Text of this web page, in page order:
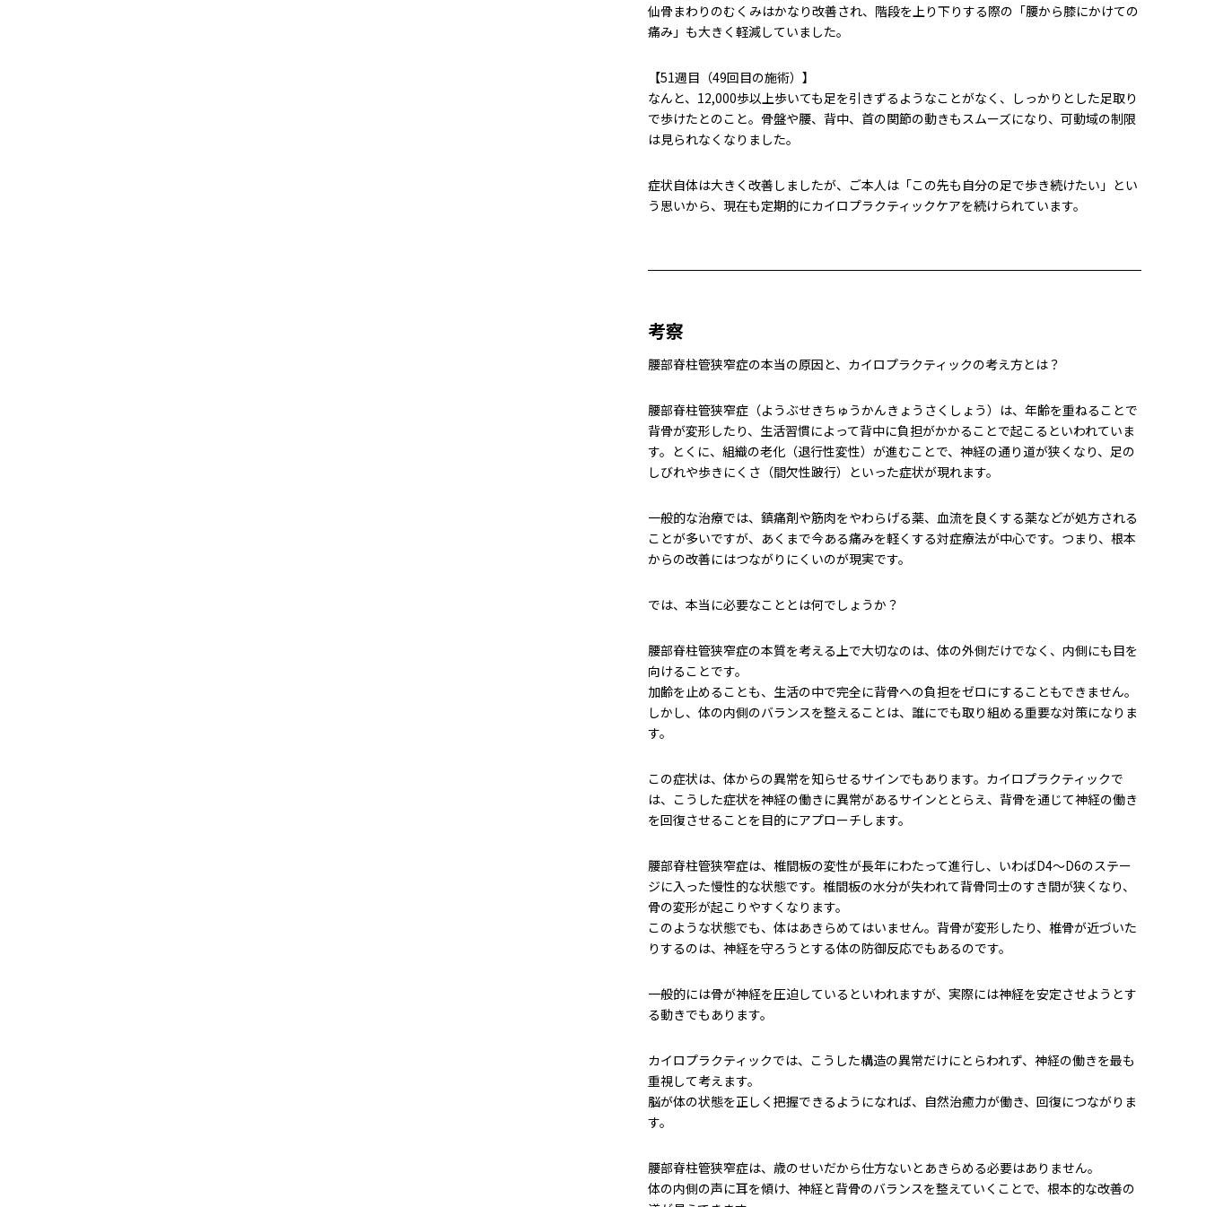
仙骨まわりのむくみはかなり改善され、階段を上り下りする際の「腰から膝にかけての
痛み」も大きく軽減していました。
【51週目（49回目の施術）】
なんと、12,000歩以上歩いても足を引きずるようなことがなく、しっかりとした足取り
で歩けたとのこと。骨盤や腰、背中、首の関節の動きもスムーズになり、可動域の制限
は見られなくなりました。
症状自体は大きく改善しましたが、ご本人は「この先も自分の足で歩き続けたい」とい
う思いから、現在も定期的にカイロプラクティックケアを続けられています。
考察
腰部脊柱管狭窄症の本当の原因と、カイロプラクティックの考え方とは？
腰部脊柱管狭窄症（ようぶせきちゅうかんきょうさくしょう）は、年齢を重ねることで
背骨が変形したり、生活習慣によって背中に負担がかかることで起こるといわれていま
す。とくに、組織の老化（退行性変性）が進むことで、神経の通り道が狭くなり、足の
しびれや歩きにくさ（間欠性跛行）といった症状が現れます。
一般的な治療では、鎮痛剤や筋肉をやわらげる薬、血流を良くする薬などが処方される
ことが多いですが、あくまで今ある痛みを軽くする対症療法が中心です。つまり、根本
からの改善にはつながりにくいのが現実です。
では、本当に必要なこととは何でしょうか？
腰部脊柱管狭窄症の本質を考える上で大切なのは、体の外側だけでなく、内側にも目を
向けることです。
加齢を止めることも、生活の中で完全に背骨への負担をゼロにすることもできません。
しかし、体の内側のバランスを整えることは、誰にでも取り組める重要な対策になりま
す。
この症状は、体からの異常を知らせるサインでもあります。カイロプラクティックで
は、こうした症状を神経の働きに異常があるサインととらえ、背骨を通じて神経の働き
を回復させることを目的にアプローチします。
腰部脊柱管狭窄症は、椎間板の変性が長年にわたって進行し、いわばD4～D6のステー
ジに入った慢性的な状態です。椎間板の水分が失われて背骨同士のすき間が狭くなり、
骨の変形が起こりやすくなります。
このような状態でも、体はあきらめてはいません。背骨が変形したり、椎骨が近づいた
りするのは、神経を守ろうとする体の防御反応でもあるのです。
一般的には骨が神経を圧迫しているといわれますが、実際には神経を安定させようとす
る動きでもあります。
カイロプラクティックでは、こうした構造の異常だけにとらわれず、神経の働きを最も
重視して考えます。
脳が体の状態を正しく把握できるようになれば、自然治癒力が働き、回復につながりま
す。
腰部脊柱管狭窄症は、歳のせいだから仕方ないとあきらめる必要はありません。
体の内側の声に耳を傾け、神経と背骨のバランスを整えていくことで、根本的な改善の